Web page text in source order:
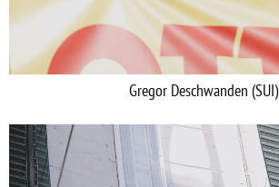
Gregor Deschwanden (SUI)